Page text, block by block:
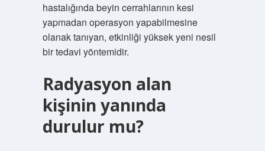
hastalığında beyin cerrahlarının kesi
yapmadan operasyon yapabilmesine
olanak tanıyan, etkinliği yüksek yeni nesil
bir tedavi yöntemidir.
Radyasyon alan
kişinin yanında
durulur mu?